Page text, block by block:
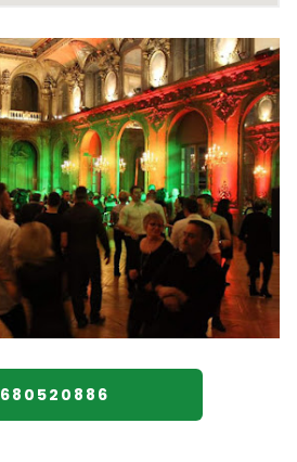
680520886